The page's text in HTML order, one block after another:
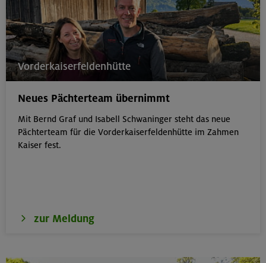
Vorderkaiserfeldenhütte
Neues Pächterteam übernimmt
Mit Bernd Graf und Isabell Schwaninger steht das neue
Pächterteam für die Vorderkaiserfeldenhütte im Zahmen
Kaiser fest.
zur Meldung